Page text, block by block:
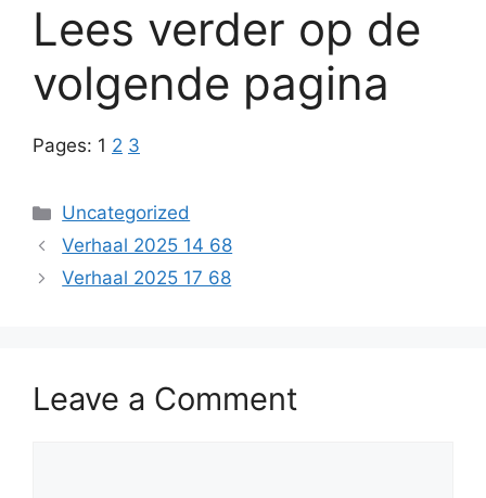
Lees verder op de
volgende pagina
Pages: 1 2 3
Categories
Uncategorized
Verhaal 2025 14 68
Verhaal 2025 17 68
Leave a Comment